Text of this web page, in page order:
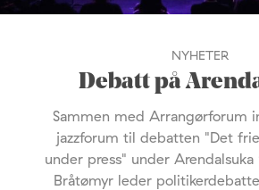
NYHETER
Debatt på
Sammen med Arrangørforum
jazzforum til debatten "Det
under press" under Arendalsuka
Bråtømyr leder